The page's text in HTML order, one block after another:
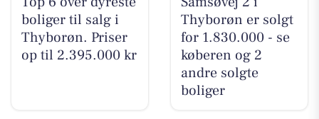
boliger til salg i
Thyborøn. Priser
op til 2.395.000 kr
Thyborøn er solgt
for 1.830.000 - se
køberen og 2
andre solgte
boliger